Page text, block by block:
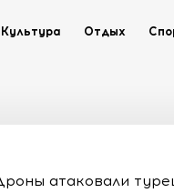
Культура Отдых
атаковали